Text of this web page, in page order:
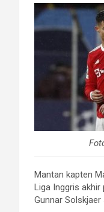
Mantan kapten
Liga Inggris akhir
Gunnar